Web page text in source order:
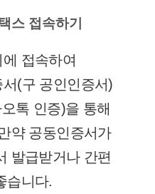
스 접속하기
접속하여
(구 공인인증서)
톡 인증)을 통해
약 공동인증서가
발급받거나 간편
습니다.